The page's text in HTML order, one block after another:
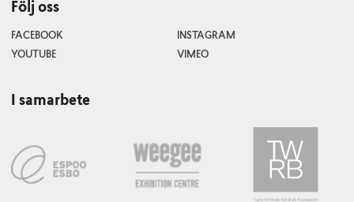
Följ oss
FACEBOOK
INSTAGRAM
YOUTUBE
VIMEO
I samarbete